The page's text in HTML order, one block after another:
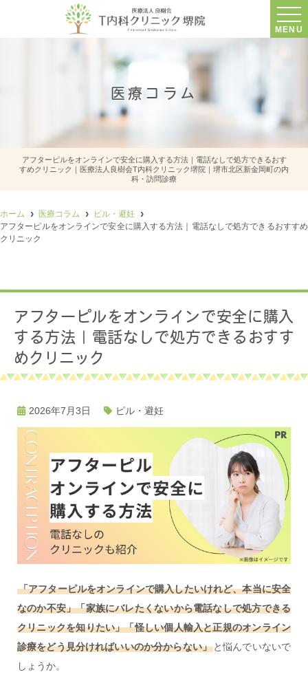
MENU
医療コラム
アフターピルをオンラインで安全に購入する方法｜電話なしで処方できるおす
すめクリニック｜医療法人良樹会T内科クリニック堺院｜堺市北区新金岡町の内
科・訪問診療
ホーム 医療コラム
ピル・避妊
アフターピルをオンラインで安全に購入する方法｜電話なしで処方できるおすすめ
クリニック
アフターピルをオンラインで安全に購入
する方法｜電話なしで処方できるおすす
めクリニック
2026年7月3日 ピル・避妊
「アフターピルをオンラインで購入したいけれど、本当に安全
なのか不安」「家族にバレたくないから電話なしで処方できる
クリニックを知りたい」「怪しい個人輸入と正規のオンライン
診療をどう見分ければいいのか分からない」と悩んでいないで
しょうか。